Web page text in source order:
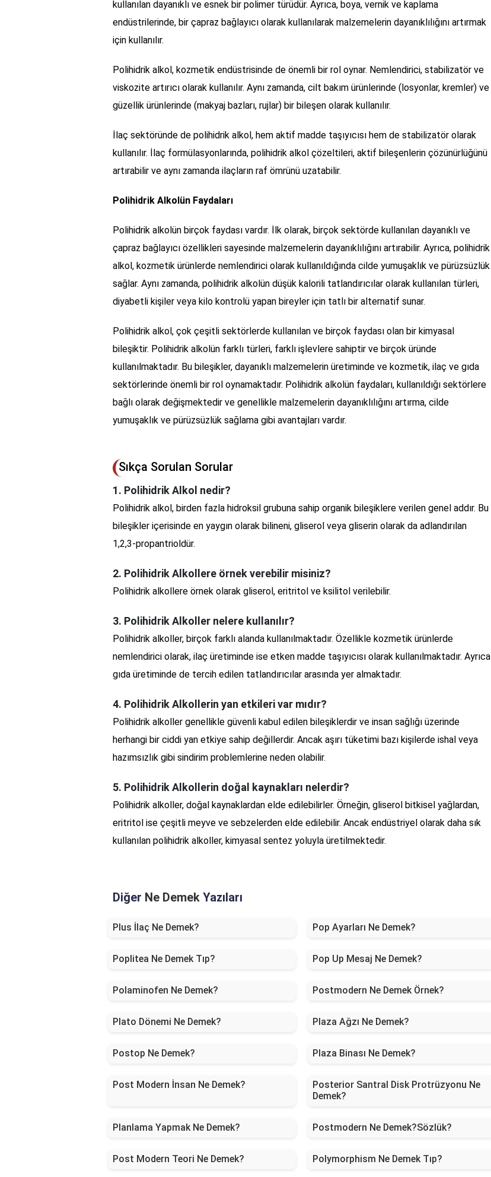
kullanılan dayanıklı ve esnek bir polimer türüdür. Ayrıca, boya, vernik ve kaplama
endüstrilerinde, bir çapraz bağlayıcı olarak kullanılarak malzemelerin dayanıklılığını artırmak
için kullanılır.
Polihidrik alkol, kozmetik endüstrisinde de önemli bir rol oynar. Nemlendirici, stabilizatör ve
viskozite artırıcı olarak kullanılır. Aynı zamanda, cilt bakım ürünlerinde (losyonlar, kremler) ve
güzellik ürünlerinde (makyaj bazları, rujlar) bir bileşen olarak kullanılır.
İlaç sektöründe de polihidrik alkol, hem aktif madde taşıyıcısı hem de stabilizatör olarak
kullanılır. İlaç formülasyonlarında, polihidrik alkol çözeltileri, aktif bileşenlerin çözünürlüğünü
artırabilir ve aynı zamanda ilaçların raf ömrünü uzatabilir.
Polihidrik Alkolün Faydaları
Polihidrik alkolün birçok faydası vardır. İlk olarak, birçok sektörde kullanılan dayanıklı ve
çapraz bağlayıcı özellikleri sayesinde malzemelerin dayanıklılığını artırabilir. Ayrıca, polihidrik
alkol, kozmetik ürünlerde nemlendirici olarak kullanıldığında cilde yumuşaklık ve pürüzsüzlük
sağlar. Aynı zamanda, polihidrik alkolün düşük kalorili tatlandırıcılar olarak kullanılan türleri,
diyabetli kişiler veya kilo kontrolü yapan bireyler için tatlı bir alternatif sunar.
Polihidrik alkol, çok çeşitli sektörlerde kullanılan ve birçok faydası olan bir kimyasal
bileşiktir. Polihidrik alkolün farklı türleri, farklı işlevlere sahiptir ve birçok üründe
kullanılmaktadır. Bu bileşikler, dayanıklı malzemelerin üretiminde ve kozmetik, ilaç ve gıda
sektörlerinde önemli bir rol oynamaktadır. Polihidrik alkolün faydaları, kullanıldığı sektörlere
bağlı olarak değişmektedir ve genellikle malzemelerin dayanıklılığını artırma, cilde
yumuşaklık ve pürüzsüzlük sağlama gibi avantajları vardır.
Sıkça Sorulan Sorular
1. Polihidrik Alkol nedir?
Polihidrik alkol, birden fazla hidroksil grubuna sahip organik bileşiklere verilen genel addır. Bu
bileşikler içerisinde en yaygın olarak bilineni, gliserol veya gliserin olarak da adlandırılan
1,2,3-propantrioldür.
2. Polihidrik Alkollere örnek verebilir misiniz?
Polihidrik alkollere örnek olarak gliserol, eritritol ve ksilitol verilebilir.
3. Polihidrik Alkoller nelere kullanılır?
Polihidrik alkoller, birçok farklı alanda kullanılmaktadır. Özellikle kozmetik ürünlerde
nemlendirici olarak, ilaç üretiminde ise etken madde taşıyıcısı olarak kullanılmaktadır. Ayrıca
gıda üretiminde de tercih edilen tatlandırıcılar arasında yer almaktadır.
4. Polihidrik Alkollerin yan etkileri var mıdır?
Polihidrik alkoller genellikle güvenli kabul edilen bileşiklerdir ve insan sağlığı üzerinde
herhangi bir ciddi yan etkiye sahip değillerdir. Ancak aşırı tüketimi bazı kişilerde ishal veya
hazımsızlık gibi sindirim problemlerine neden olabilir.
5. Polihidrik Alkollerin doğal kaynakları nelerdir?
Polihidrik alkoller, doğal kaynaklardan elde edilebilirler. Örneğin, gliserol bitkisel yağlardan,
eritritol ise çeşitli meyve ve sebzelerden elde edilebilir. Ancak endüstriyel olarak daha sık
kullanılan polihidrik alkoller, kimyasal sentez yoluyla üretilmektedir.
Diğer Ne Demek Yazıları
Plus İlaç Ne Demek? Pop Ayarları Ne Demek?
Poplitea Ne Demek Tıp? Pop Up Mesaj Ne Demek?
Polaminofen Ne Demek? Postmodern Ne Demek Örnek?
Plato Dönemi Ne Demek? Plaza Ağzı Ne Demek?
Postop Ne Demek? Plaza Binası Ne Demek?
Post Modern İnsan Ne Demek?
Posterior Santral Disk Protrüzyonu Ne
Demek?
Planlama Yapmak Ne Demek? Postmodern Ne Demek?Sözlük?
Post Modern Teori Ne Demek? Polymorphism Ne Demek Tıp?